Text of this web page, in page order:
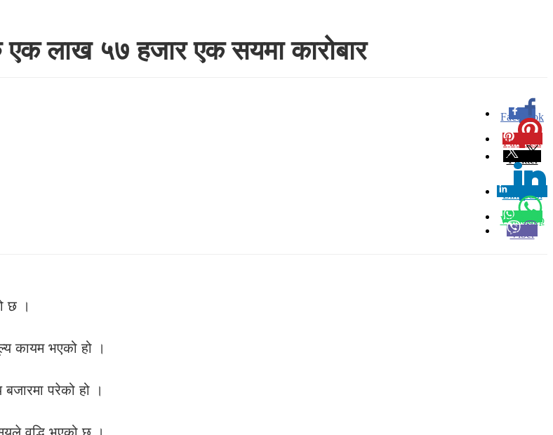
लाख ५७ हजार एक सयमा कारोबार
Facebook
0
Pinterest
Twitter
Linkedin
0
Whatsapp
Viber
छ ।
कायम भएको हो ।
बजारमा परेको हो ।